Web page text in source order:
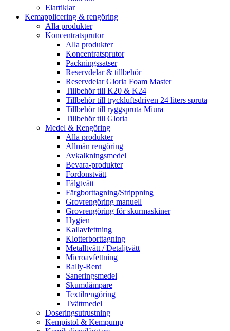
Elartiklar
Kemapplicering & rengöring
Alla produkter
Koncentratsprutor
Alla produkter
Koncentratsprutor
Packningssatser
Reservdelar & tillbehör
Reservdelar Gloria Foam Master
Tillbehör till K20 & K24
Tillbehör till tryckluftsdriven 24 liters spruta
Tillbehör till ryggspruta Miura
Tillbehör till Gloria
Medel & Rengöring
Alla produkter
Allmän rengöring
Avkalkningsmedel
Bevara-produkter
Fordonstvätt
Fälgtvätt
Färgborttagning/Strippning
Grovrengöring manuell
Grovrengöring för skurmaskiner
Hygien
Kallavfettning
Klotterborttagning
Metalltvätt / Detaljtvätt
Microavfettning
Rally-Rent
Saneringsmedel
Skumdämpare
Textilrengöring
Tvättmedel
Doseringsutrustning
Kempistol & Kempump